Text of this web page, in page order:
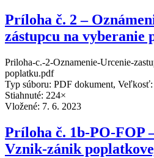
Príloha č. 2 –
zástupcu na vyberanie
Priloha-c.-2-Oznamenie-Urcenie-
poplatku.pdf
Typ súboru: PDF dokument,
Stiahnuté: 224×
Vložené: 7. 6. 2023
Príloha č. 1b-PO-FOP
Vznik-zánik